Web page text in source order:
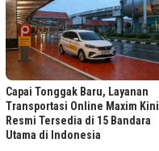
Capai Tonggak Baru, Layanan
Transportasi Online Maxim Kini
Resmi Tersedia di 15 Bandara
Utama di Indonesia